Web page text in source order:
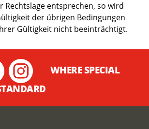
Rechtslage entsprechen, so wird
der übrigen Bedingungen
Gültigkeit nicht beeinträchtigt.
WHERE SPECIAL